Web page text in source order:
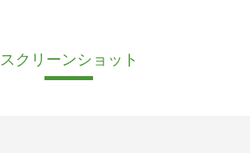
スクリーンショット